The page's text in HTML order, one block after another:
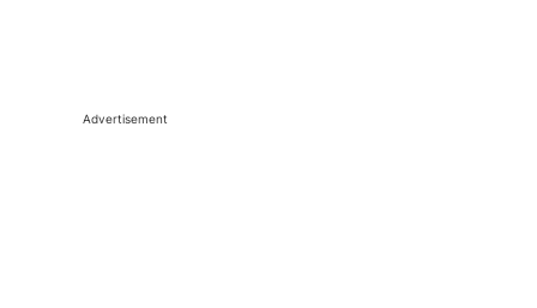
Advertisement